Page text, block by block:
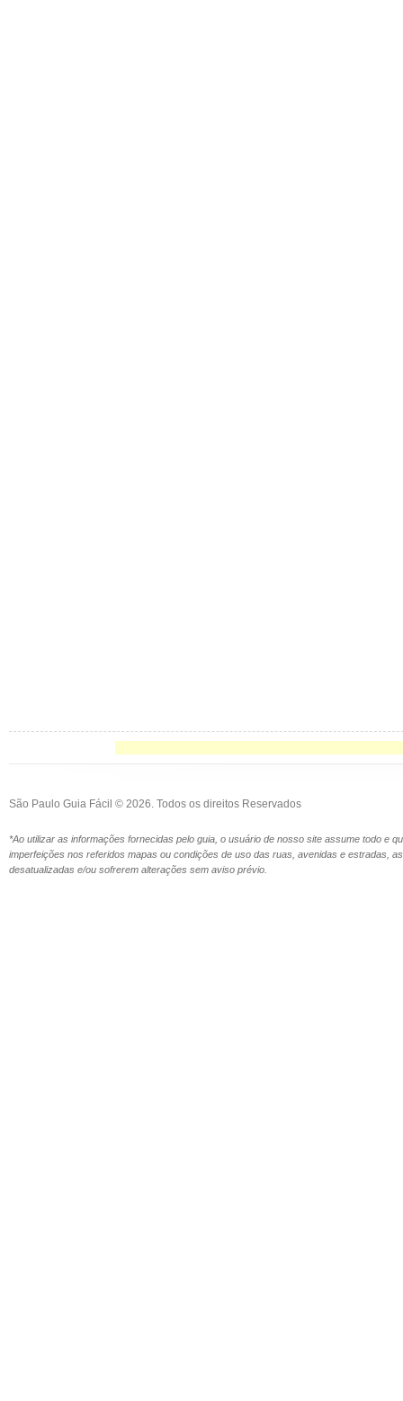
São Paulo Guia Fácil © 2026. Todos os direitos Reservados
*Ao utilizar as informações fornecidas pelo guia, o usuário de nosso site assume todo e
imperfeições nos referidos mapas ou condições de uso das ruas, avenidas e estradas,
desatualizadas e/ou sofrerem alterações sem aviso prévio.